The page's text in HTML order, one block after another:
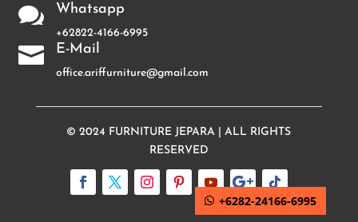
 Whatsapp
+62822-4166-6995
 E-Mail
office.ariffurniture@gmail.com
© 2024 FURNITURE JEPARA | ALL RIGHTS
RESERVED
+6282-24166-6995